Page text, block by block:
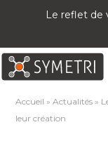
Le reflet de
Accueil »Actualités »
leur création